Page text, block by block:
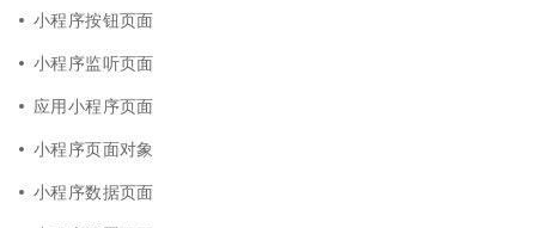
小程序按钮页面
小程序监听页面
应用小程序页面
小程序页面对象
小程序数据页面